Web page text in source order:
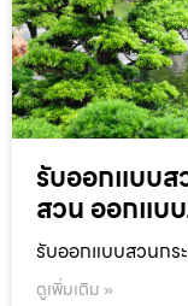
รับออกแบบส
สวน ออกแบ
รับออกแบบสวนก
ดูเพิ่มเติม »